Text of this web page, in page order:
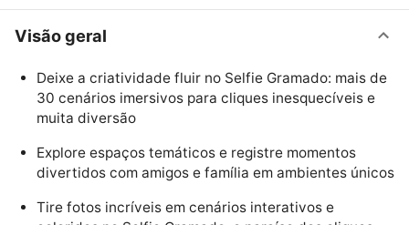
Visão geral
Deixe a criatividade fluir no Selfie Gramado: mais de
30 cenários imersivos para cliques inesquecíveis e
muita diversão
Explore espaços temáticos e registre momentos
divertidos com amigos e família em ambientes únicos
Tire fotos incríveis em cenários interativos e